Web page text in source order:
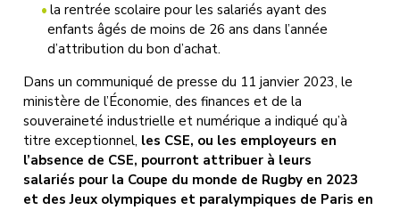
la rentrée scolaire pour les salariés ayant des
enfants âgés de moins de 26 ans dans l’année
d’attribution du bon d’achat.
Dans un communiqué de presse du 11 janvier 2023, le
ministère de l’Économie, des finances et de la
souveraineté industrielle et numérique a indiqué qu’à
titre exceptionnel, les CSE, ou les employeurs en
l’absence de CSE, pourront attribuer à leurs
salariés pour la Coupe du monde de Rugby en 2023
et des Jeux olympiques et paralympiques de Paris en